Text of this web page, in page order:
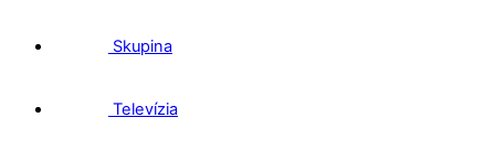
Skupina
Televízia